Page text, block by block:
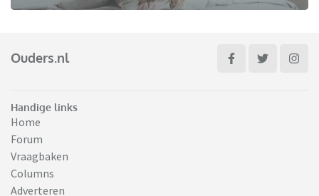
Ouders.nl
Handige links
Home
Forum
Vraagbaken
Columns
Adverteren